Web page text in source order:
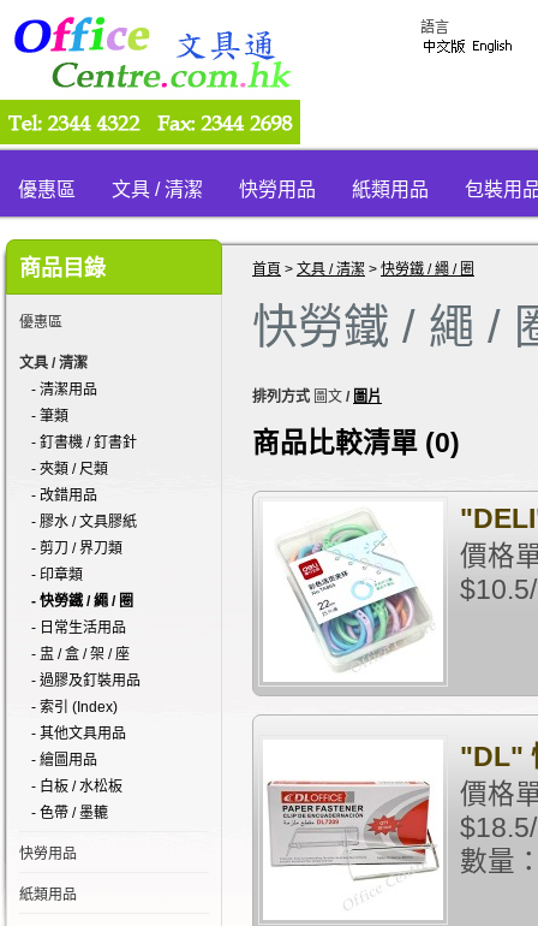
語言
優惠區 文具 / 清潔 快勞用品 紙類用品 包裝用
商品目錄
優惠區
文具 / 清潔
- 清潔用品
- 筆類
- 釘書機 / 釘書針
- 夾類 / 尺類
- 改錯用品
- 膠水 / 文具膠紙
- 剪刀 / 界刀類
- 印章類
- 快勞鐵 / 繩 / 圈
- 日常生活用品
- 盅 / 盒 / 架 / 座
- 過膠及釘裝用品
- 索引 (Index)
- 其他文具用品
- 繪圖用品
- 白板 / 水松板
- 色帶 / 墨轆
快勞用品
紙類用品
首頁 > 文具 / 清潔 > 快勞鐵 / 繩 / 圈
快勞鐵 / 繩 /
排列方式 圖文 / 圖片
商品比較清單 (0)
價格
"DL"
價格
數量